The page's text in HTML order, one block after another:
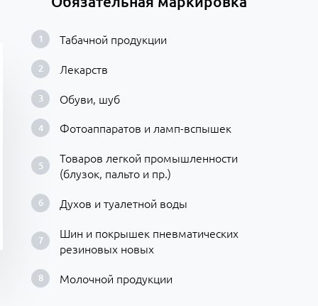
Табачной продукции
Лекарств
Обуви, шуб
Фотоаппаратов и ламп-вспышек
Товаров легкой промышленности
(блузок, пальто и пр.)
Духов и туалетной воды
Шин и покрышек пневматических
резиновых новых
Молочной продукции